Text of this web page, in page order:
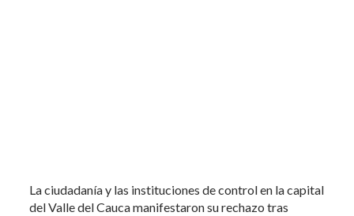
La ciudadanía y las instituciones de control en la capital
del Valle del Cauca manifestaron su rechazo tras